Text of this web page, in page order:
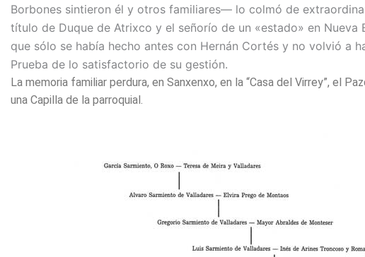
Borbones sintieron él y otros familiares— lo colmó de
título de Duque de Atrixco y el señorío de un «estado» en Nueva
que sólo se había hecho antes con Hernán Cortés y no volvió a
Prueba de lo satisfactorio de su gestión.
La memoria familiar perdura, en Sanxenxo, en la “Casa del Virrey”, el
una Capilla de la parroquial.